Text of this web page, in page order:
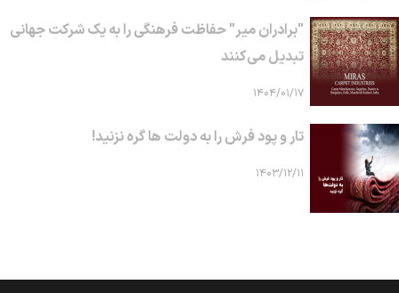
"برادران میر" حفاظت فرهنگی را به یک شرکت جهانی
تبدیل می‌کنند
۱۴۰۴/۰۱/۱۷
تار و پود فرش را به دولت ها گره نزنید!
۱۴۰۳/۱۲/۱۱